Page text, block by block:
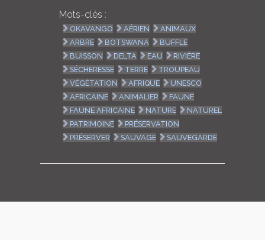
Mots-clés :
OKAVANGO AÉRIEN
ANIMAUX
ARBRE
BOTSWANA
BUFFLE
BUISSON
DELTA EAU
RIVIÈRE
SÉCHERESSE
TERRE
TROUPEAU
VÉGÉTATION
AFRIQUE
UNESCO
AFRICAINE
ANIMALIER
FAUNE
FAUNE AFRICAINE
NATURE
NATUREL
PATRIMOINE
PRÉSERVATION
PRÉSERVER
SAUVAGE SAUVEGARDE